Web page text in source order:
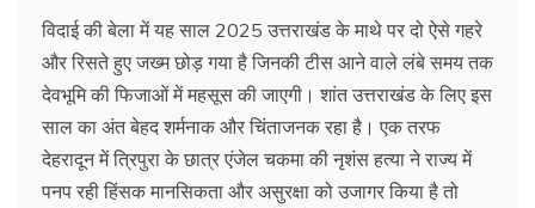
विदाई की बेला में यह साल 2025 उत्तराखंड के माथे पर दो ऐसे गहरे
और रिसते हुए जख्म छोड़ गया है जिनकी टीस आने वाले लंबे समय तक
देवभूमि की फिजाओं में महसूस की जाएगी। शांत उत्तराखंड के लिए इस
साल का अंत बेहद शर्मनाक और चिंताजनक रहा है। एक तरफ
देहरादून में त्रिपुरा के छात्र एंजेल चकमा की नृशंस हत्या ने राज्य में
पनप रही हिंसक मानसिकता और असुरक्षा को उजागर किया है तो